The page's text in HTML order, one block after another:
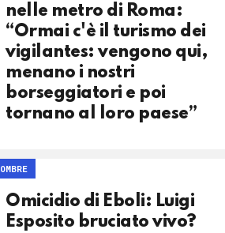
nelle metro di Roma:
“Ormai c'è il turismo dei
vigilantes: vengono qui,
menano i nostri
borseggiatori e poi
tornano al loro paese”
OMBRE
Omicidio di Eboli: Luigi
Esposito bruciato vivo?